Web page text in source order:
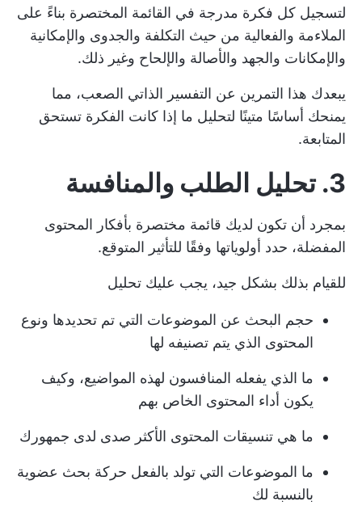
لتسجيل كل فكرة مدرجة في القائمة المختصرة بناءً على
الملاءمة والفعالية من حيث التكلفة والجدوى والإمكانية
والإمكانات والجهد والأصالة والإلحاح وغير ذلك.
يبعدك هذا التمرين عن التفسير الذاتي الصعب، مما
يمنحك أساسًا متينًا لتحليل ما إذا كانت الفكرة تستحق
المتابعة.
3. تحليل الطلب والمنافسة
بمجرد أن تكون لديك قائمة مختصرة بأفكار المحتوى
المفضلة، حدد أولوياتها وفقًا للتأثير المتوقع.
للقيام بذلك بشكل جيد، يجب عليك تحليل
حجم البحث عن الموضوعات التي تم تحديدها ونوع
المحتوى الذي يتم تصنيفه لها
ما الذي يفعله المنافسون لهذه المواضيع، وكيف
يكون أداء المحتوى الخاص بهم
ما هي تنسيقات المحتوى الأكثر صدى لدى جمهورك
ما الموضوعات التي تولد بالفعل حركة بحث عضوية
بالنسبة لك